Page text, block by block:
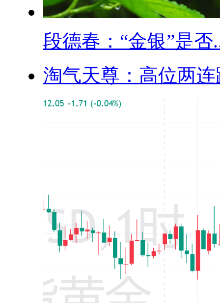
段德春：“金银”是否
淘气天尊：高位两